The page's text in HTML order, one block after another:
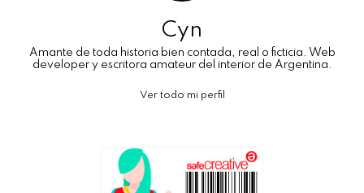
Cyn
Amante de toda historia bien contada, real o ficticia. Web
developer y escritora amateur del interior de Argentina.
Ver todo mi perfil